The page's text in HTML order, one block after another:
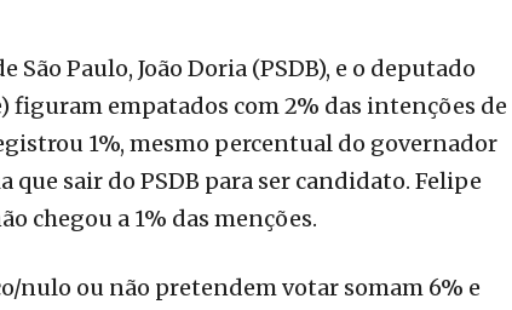
São Paulo, João Doria (PSDB), e o deputado
figuram empatados com 2% das intenções de
1%, mesmo percentual do governador
que sair do PSDB para ser candidato. Felipe
chegou a 1% das menções.
nulo ou não pretendem votar somam 6% e